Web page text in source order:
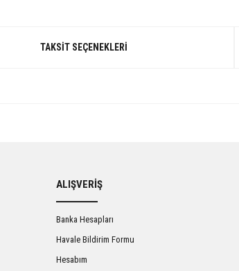
TAKSIT SEÇENEKLERI
ALIŞVERİŞ
Banka Hesapları
Havale Bildirim Formu
Hesabım